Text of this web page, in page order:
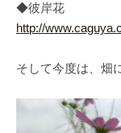
◆彼岸花
http://
そして今度は、畑